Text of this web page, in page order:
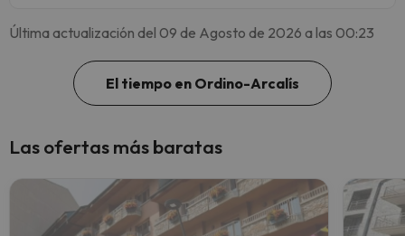
Última actualización del 09 de Agosto de 2026 a las 00:23
El tiempo en Ordino-Arcalís
Las ofertas más baratas